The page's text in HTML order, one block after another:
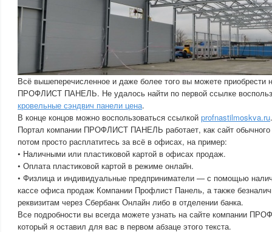
Всё вышеперечисленное и даже более того вы можете приобрести
ПРОФЛИСТ ПАНЕЛЬ. Не удалось найти по первой ссылке
кровельные сэндвич панели цена.
В конце концов можно воспользоваться ссылкой profnastilmoskva.ru.
Портал компании ПРОФЛИСТ ПАНЕЛЬ работает, как сайт обычного
потом просто расплатитесь за всё в офисах, на пример:
• Наличными или пластиковой картой в офисах продаж.
• Оплата пластиковой картой в режиме онлайн.
• Физлица и индивидуальные предприниматели — с помощью
кассе офиса продаж Компании Профлист Панель, а также
реквизитам через Сбербанк Онлайн либо в отделении банка.
Все подробности вы всегда можете узнать на сайте компании
который я оставил для вас в первом абзаце этого текста.